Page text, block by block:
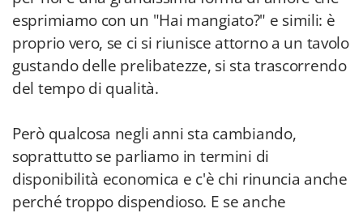
esprimiamo con un "Hai mangiato?" e simili: è
proprio vero, se ci si riunisce attorno a un tavolo
gustando delle prelibatezze, si sta trascorrendo
del tempo di qualità.
Però qualcosa negli anni sta cambiando,
soprattutto se parliamo in termini di
disponibilità economica e c'è chi rinuncia anche
perché troppo dispendioso. E se anche